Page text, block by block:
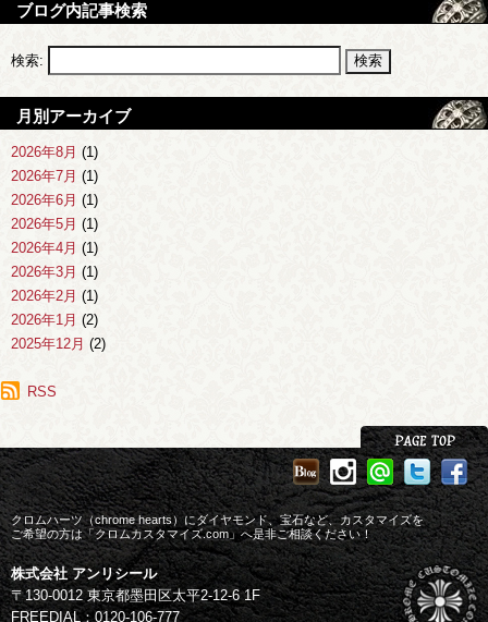
ブログ内記事検索
検索:
月別アーカイブ
2026年8月 (1)
2026年7月 (1)
2026年6月 (1)
2026年5月 (1)
2026年4月 (1)
2026年3月 (1)
2026年2月 (1)
2026年1月 (2)
2025年12月 (2)
2025年10月
2025年7月(1)
2025年6月(3)
2025年4月(1)
2025年3月(1)
2025年2月(1)
2025年1月(1)
2024年12月(2)
RSS
クロムハーツ（chrome hearts）にダイヤモンド、宝石など、カスタマイズを
ご希望の方は「クロムカスタマイズ.com」へ是非ご相談ください！
株式会社 アンリシール
〒130-0012 東京都墨田区太平2-12-6 1F
FREEDIAL：0120-106-777